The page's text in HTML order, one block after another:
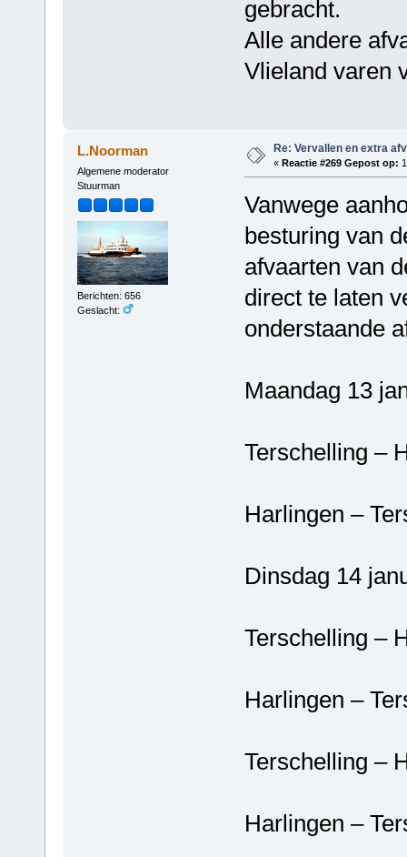
gebracht.
Alle andere
Vlieland varen
L.Noorman
Algemene moderator
Stuurman
Berichten: 656
Geslacht:
Re: Vervallen en extra
« Reactie #269 Gepost op:
Vanwege
besturing van
afvaarten van
direct te laten
onderstaande
Maandag 13
Terschelling –
Harlingen –
Dinsdag 14
Terschelling –
Harlingen –
Terschelling –
Harlingen –